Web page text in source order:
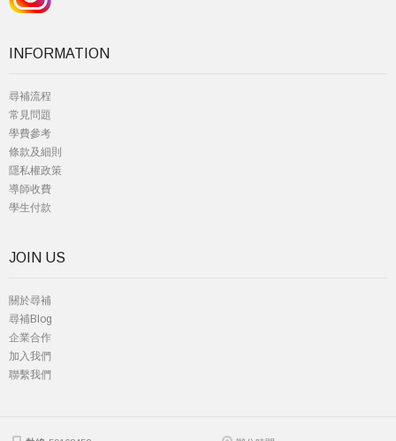
INFORMATION
尋補流程
常見問題
學費參考
條款及細則
隱私權政策
導師收費
學生付款
JOIN US
關於尋補
尋補Blog
企業合作
加入我們
聯繫我們